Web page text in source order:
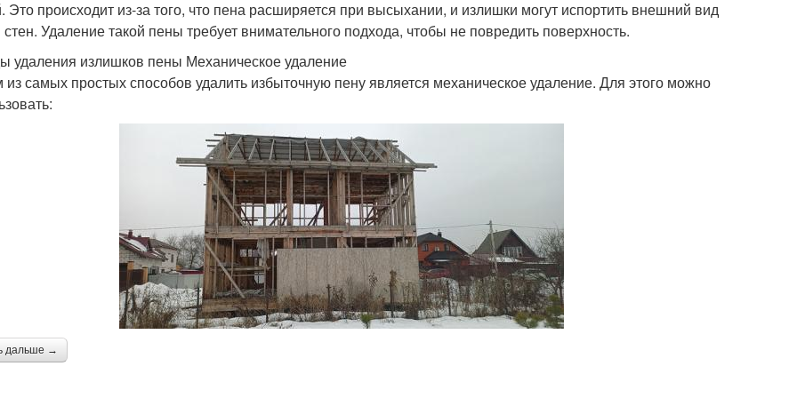
Это происходит из-за того, что пена расширяется при высыхании, и излишки могут испортить внешний вид
стен. Удаление такой пены требует внимательного подхода, чтобы не повредить поверхность.
удаления излишков пены Механическое удаление
самых простых способов удалить избыточную пену является механическое удаление. Для этого можно
дальше →